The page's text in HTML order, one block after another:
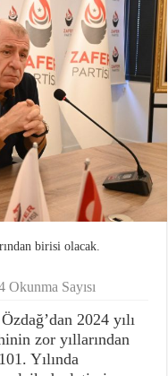
birisi olacak.
Okunma Sayısı
2024 yılı
zor yıllarından
Yılında